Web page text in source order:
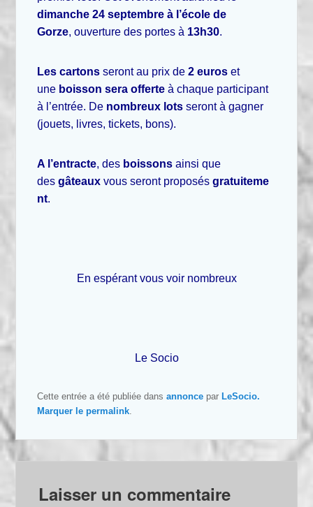
dimanche 24 septembre à l’école de
Gorze, ouverture des portes à 13h30.
Les cartons seront au prix de2 euros et
une boisson sera offerte à chaque participant
à l’entrée. De nombreux lots seront à gagner
(jouets, livres, tickets, bons).
A l’entracte, des boissons ainsi que
desgâteaux vous seront proposésgratuiteme
nt.
En espérant vous voir nombreux
Le Socio
Cette entrée a été publiée dansannonce par LeSocio.
Marquer lepermalink.
Laisser un commentaire